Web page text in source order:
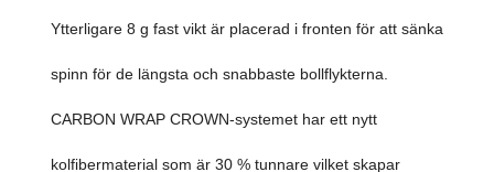
Ytterligare 8 g fast vikt är placerad i fronten för att sänka
spinn för de längsta och snabbaste bollflykterna.
CARBON WRAP CROWN-systemet har ett nytt
kolfibermaterial som är 30 % tunnare vilket skapar